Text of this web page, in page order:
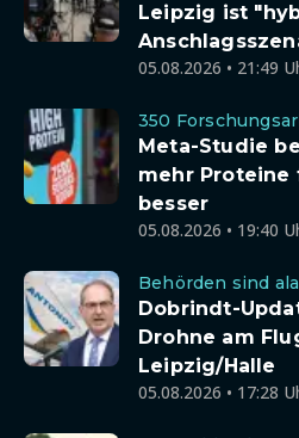
Leipzig ist
05.08.2026 • 21:49
350
Meta-Studie
mehr Proteine
besser
05.08.2026 • 19:40
Behörden sind
Dobrindt-
Drohne am
Leipzig/Halle
05.08.2026 • 17:28